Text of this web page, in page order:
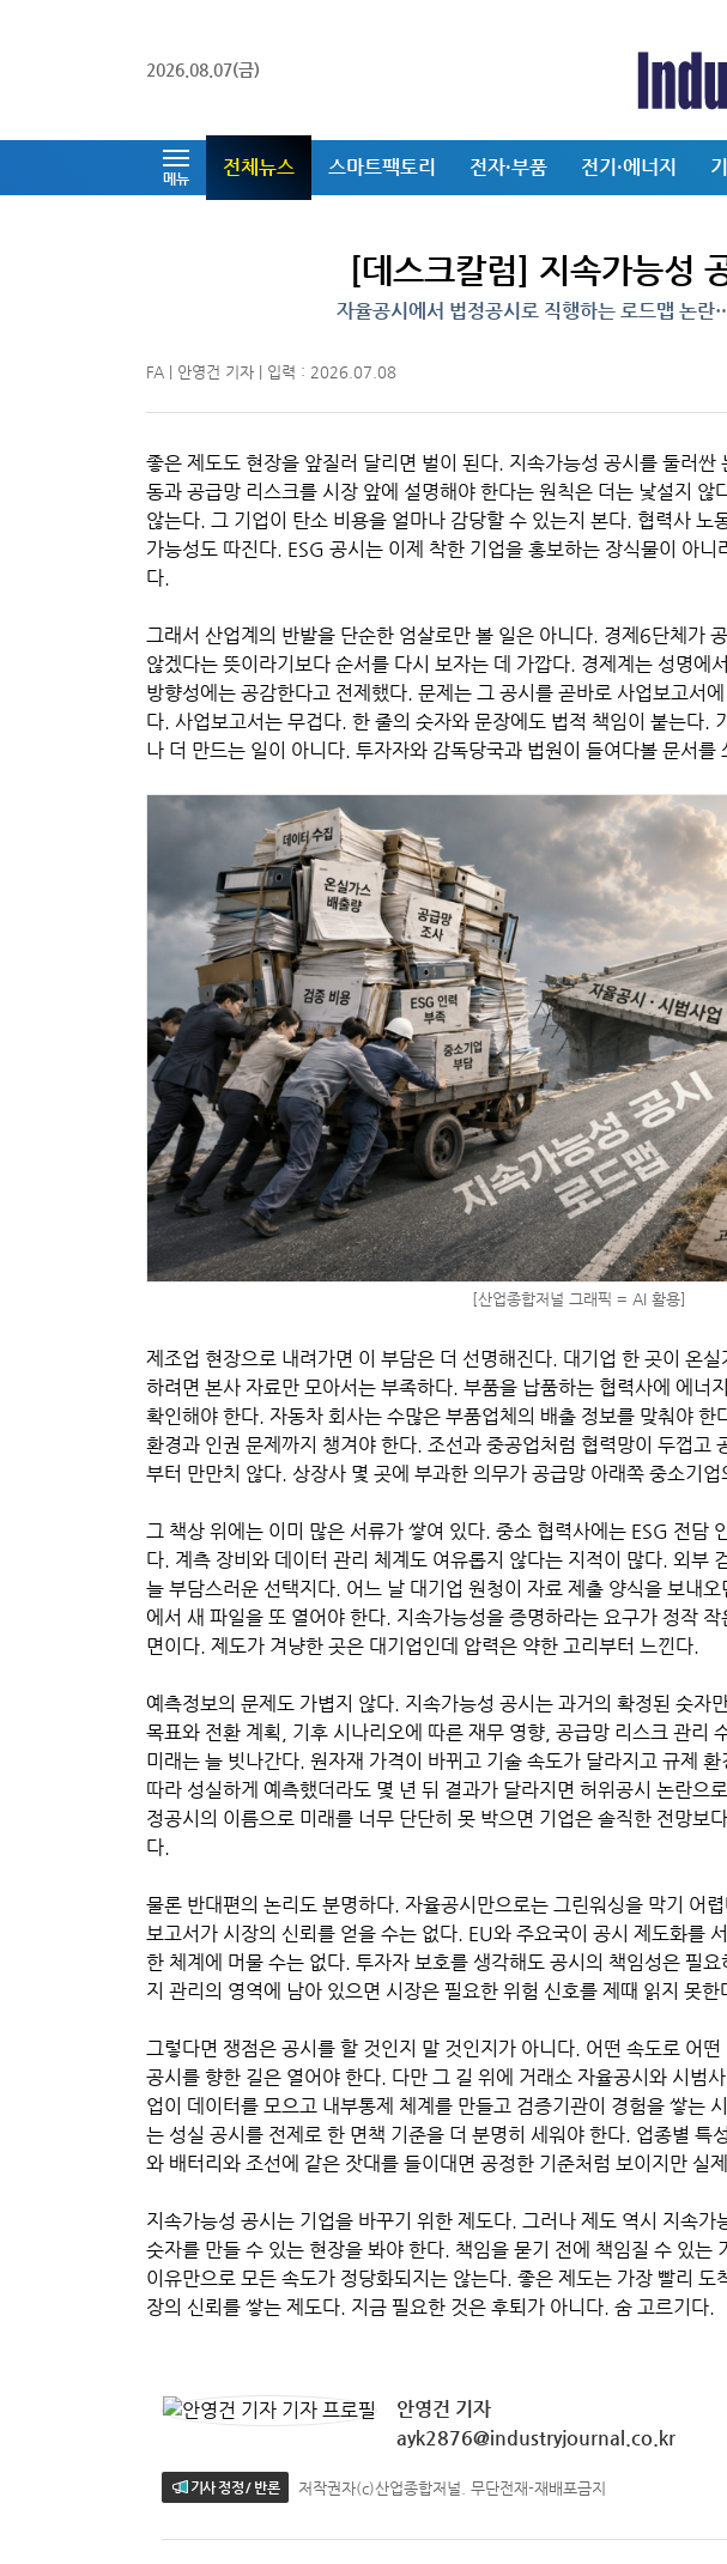
2026.08.07(금)
메뉴 전체뉴스 스마트팩토리 전자·부품 전기·에너지
[데스크칼럼] 지속가능성
자율공시에서 법정공시로 직행하는 로드맵 논
FA | 안영건 기자 | 입력 : 2026.07.08
좋은 제도도 현장을 앞질러 달리면 벌이 된다. 지속가능성 공시를 둘러싼
동과 공급망 리스크를 시장 앞에 설명해야 한다는 원칙은 더는 낯설지 않
않는다. 그 기업이 탄소 비용을 얼마나 감당할 수 있는지 본다. 협력사 노
가능성도 따진다. ESG 공시는 이제 착한 기업을 홍보하는 장식물이 아
다.
그래서 산업계의 반발을 단순한 엄살로만 볼 일은 아니다. 경제6단체가
않겠다는 뜻이라기보다 순서를 다시 보자는 데 가깝다. 경제계는 성명에
방향성에는 공감한다고 전제했다. 문제는 그 공시를 곧바로 사업보고서
다. 사업보고서는 무겁다. 한 줄의 숫자와 문장에도 법적 책임이 붙는다.
나 더 만드는 일이 아니다. 투자자와 감독당국과 법원이 들여다볼 문서를
[산업종합저널 그래픽 = AI 활용]
제조업 현장으로 내려가면 이 부담은 더 선명해진다. 대기업 한 곳이 온
하려면 본사 자료만 모아서는 부족하다. 부품을 납품하는 협력사에 에너
확인해야 한다. 자동차 회사는 수많은 부품업체의 배출 정보를 맞춰야 한
환경과 인권 문제까지 챙겨야 한다. 조선과 중공업처럼 협력망이 두껍고
부터 만만치 않다. 상장사 몇 곳에 부과한 의무가 공급망 아래쪽 중소기
그 책상 위에는 이미 많은 서류가 쌓여 있다. 중소 협력사에는 ESG 전담
다. 계측 장비와 데이터 관리 체계도 여유롭지 않다는 지적이 많다. 외부
늘 부담스러운 선택지다. 어느 날 대기업 원청이 자료 제출 양식을 보내오
에서 새 파일을 또 열어야 한다. 지속가능성을 증명하라는 요구가 정작
면이다. 제도가 겨냥한 곳은 대기업인데 압력은 약한 고리부터 느낀다.
예측정보의 문제도 가볍지 않다. 지속가능성 공시는 과거의 확정된 숫자
목표와 전환 계획, 기후 시나리오에 따른 재무 영향, 공급망 리스크 관리
미래는 늘 빗나간다. 원자재 가격이 바뀌고 기술 속도가 달라지고 규제
따라 성실하게 예측했더라도 몇 년 뒤 결과가 달라지면 허위공시 논란으
정공시의 이름으로 미래를 너무 단단히 못 박으면 기업은 솔직한 전망보
다.
물론 반대편의 논리도 분명하다. 자율공시만으로는 그린워싱을 막기 어
보고서가 시장의 신뢰를 얻을 수는 없다. EU와 주요국이 공시 제도화를
한 체계에 머물 수는 없다. 투자자 보호를 생각해도 공시의 책임성은 필요
지 관리의 영역에 남아 있으면 시장은 필요한 위험 신호를 제때 읽지 못한
그렇다면 쟁점은 공시를 할 것인지 말 것인지가 아니다. 어떤 속도로 어
공시를 향한 길은 열어야 한다. 다만 그 길 위에 거래소 자율공시와 시범
업이 데이터를 모으고 내부통제 체계를 만들고 검증기관이 경험을 쌓는
는 성실 공시를 전제로 한 면책 기준을 더 분명히 세워야 한다. 업종별 특
와 배터리와 조선에 같은 잣대를 들이대면 공정한 기준처럼 보이지만 실
지속가능성 공시는 기업을 바꾸기 위한 제도다. 그러나 제도 역시 지속가
숫자를 만들 수 있는 현장을 봐야 한다. 책임을 묻기 전에 책임질 수 있는
이유만으로 모든 속도가 정당화되지는 않는다. 좋은 제도는 가장 빨리 도
장의 신뢰를 쌓는 제도다. 지금 필요한 것은 후퇴가 아니다. 숨 고르기다.
안영건 기자
ayk2876@industryjournal.co.kr
기사 정정 / 반론 저작권자(c)산업종합저널. 무단전재-재배포금지